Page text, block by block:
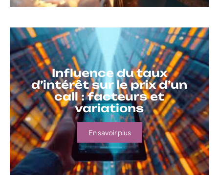
Influence du taux
d’intérêt sur le prix d’un
call : facteurs et
variations
En savoir plus